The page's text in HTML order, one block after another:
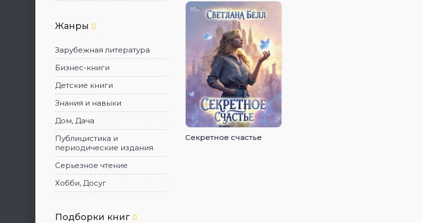
Жанры
Зарубежная литература
Бизнес-книги
Детские книги
Знания и навыки
Дом, Дача
Публицистика и
периодические издания
Серьезное чтение
Хобби, Досуг
Подборки книг
Секретное счастье